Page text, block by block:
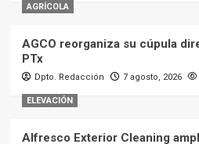
AGRÍCOLA
AGCO reorganiza su cúpula
PTx
Dpto. Redacción 7 agosto, 2026
ELEVACIÓN
Alfresco Exterior Cleaning